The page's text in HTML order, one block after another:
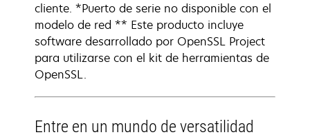
cliente. *Puerto de serie no disponible con el
modelo de red ** Este producto incluye
software desarrollado por OpenSSL Project
para utilizarse con el kit de herramientas de
OpenSSL.
Entre en un mundo de versatilidad